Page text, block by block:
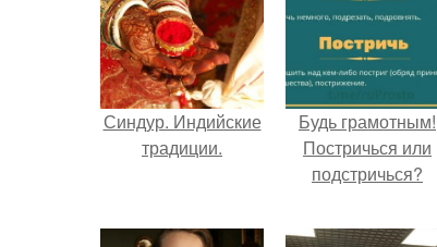
Синдур. Индийские
традиции.
Будь грамотным!
Постричься или
подстричься?